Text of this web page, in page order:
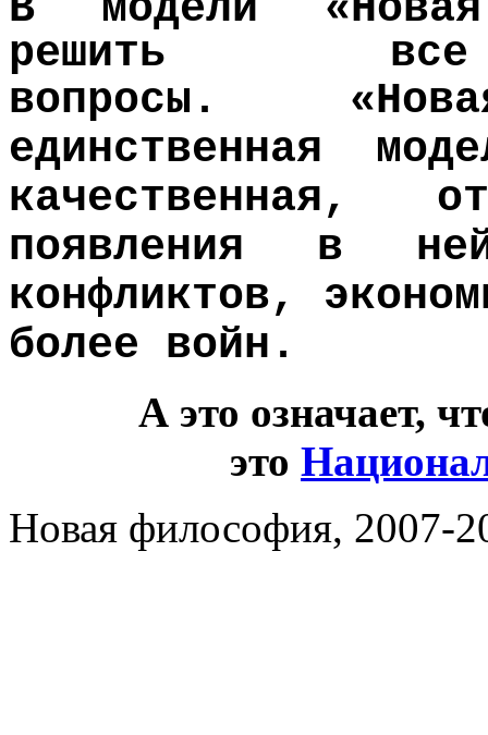
решить все
вопросы.
единственная
качественная,
появления в
конфликтов,
более войн.
А это означает,
это
Новая философия, 2007-